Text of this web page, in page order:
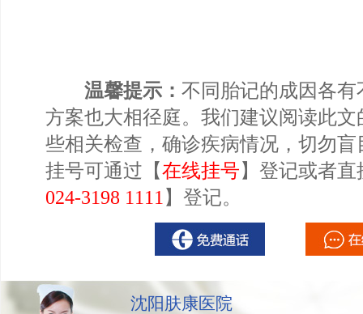
温馨提示： 不同胎记的成因各
方案也大相径庭。我们建议阅读此
些相关检查，确诊疾病情况，切勿
挂号可通过【在线挂号】登记或者
024-3198 1111 】登记。
沈阳肤康医院